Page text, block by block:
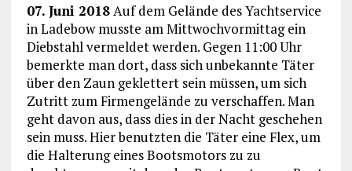
07. Juni 2018Auf dem Gelände des Yachtservice
in Ladebow musste am Mittwochvormittag ein
Diebstahl vermeldet werden. Gegen 11:00 Uhr
bemerkte man dort, dass sich unbekannte Täter
über den Zaun geklettert sein müssen, um sich
Zutritt zum Firmengelände zu verschaffen. Man
geht davon aus, dass dies in der Nacht geschehen
sein muss. Hier benutzten die Täter eine Flex, um
die Halterung eines Bootsmotors zu zu